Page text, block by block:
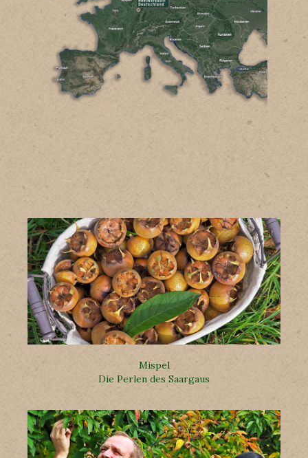
Mispel
Die Perlen des Saargaus